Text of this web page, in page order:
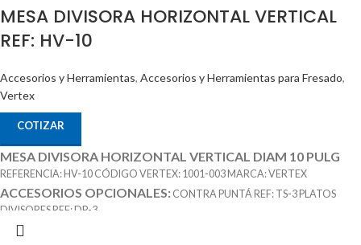
MESA DIVISORA HORIZONTAL VERTICAL
REF: HV-10
Accesorios y Herramientas, Accesorios y Herramientas para Fresado,
Vertex
COTIZAR
MESA DIVISORA HORIZONTAL VERTICAL DIAM 10 PULG
REFERENCIA: HV-10 CÓDIGO VERTEX: 1001-003 MARCA: VERTEX
ACCESORIOS OPCIONALES: CONTRA PUNTÁ REF: TS-3 PLATOS
DIVISORES REF: DP-3